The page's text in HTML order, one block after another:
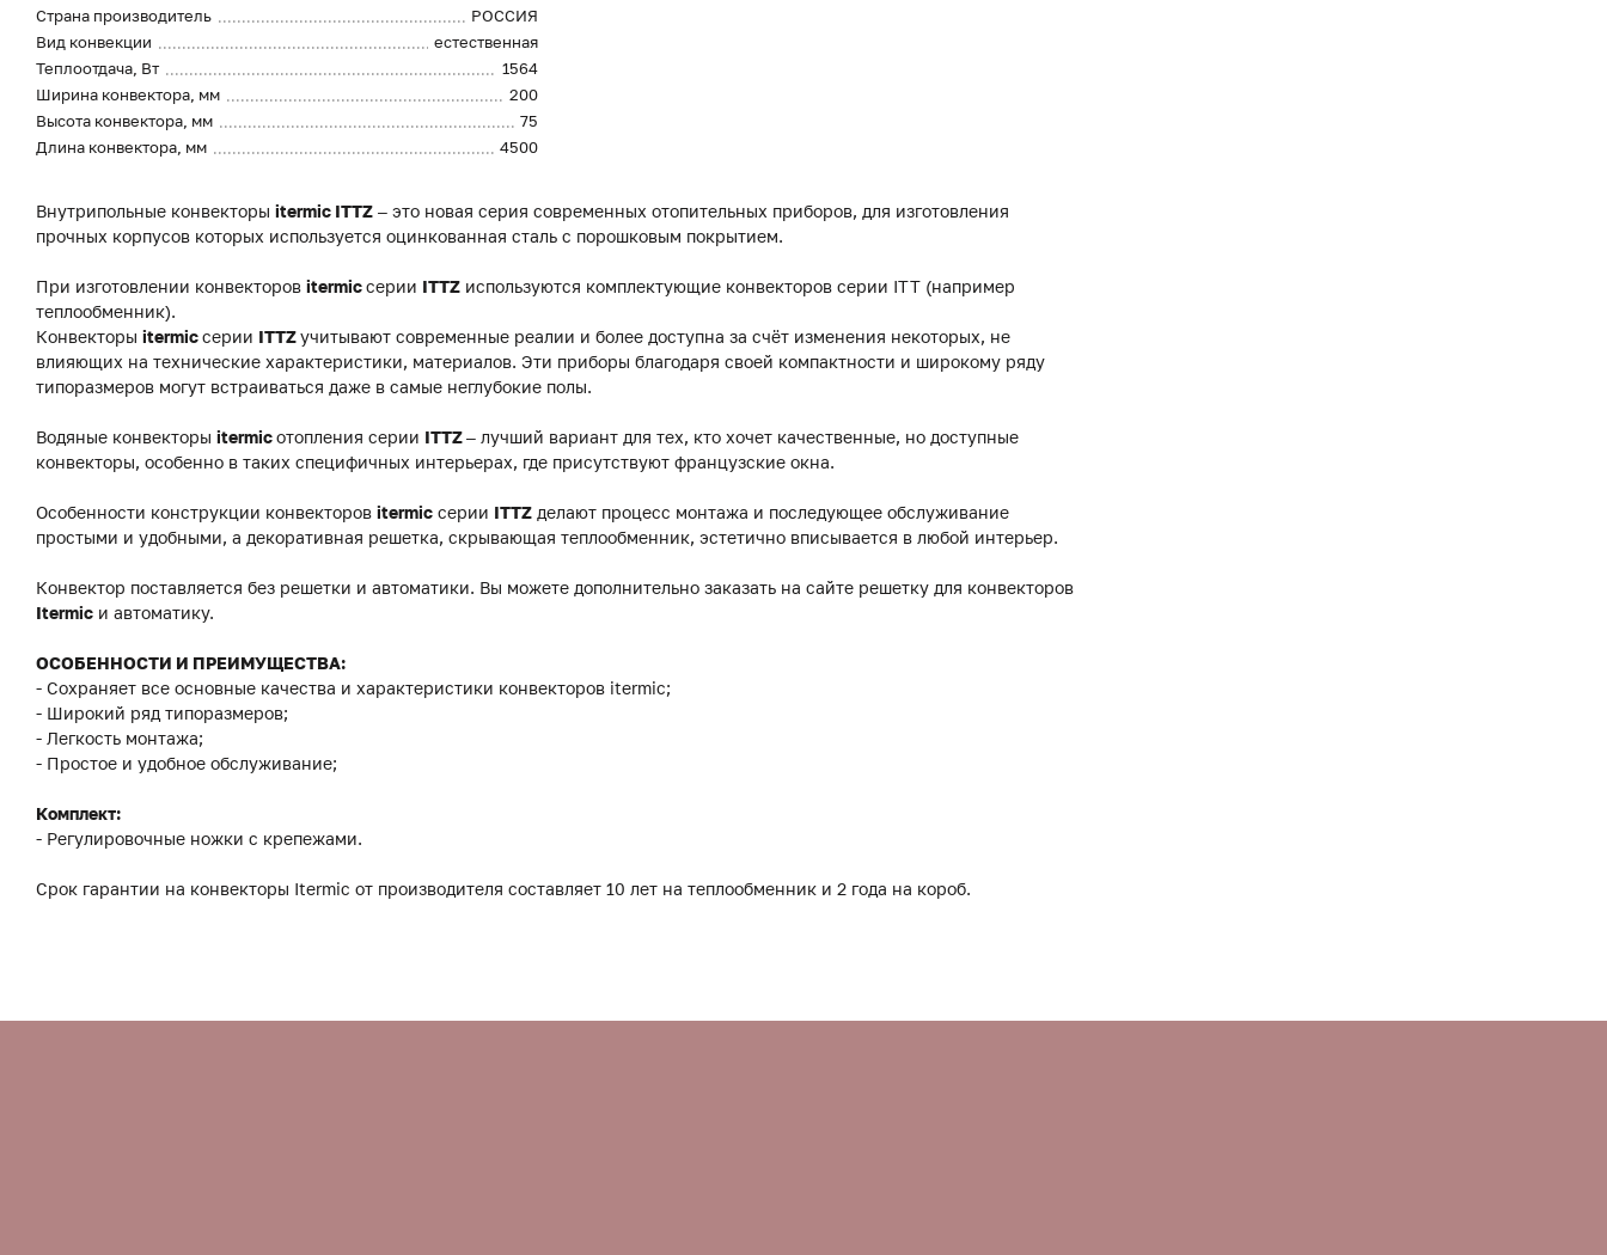
Страна производитель
РОССИЯ
Вид конвекции
естественная
Теплоотдача, Вт
1564
Ширина конвектора, мм
200
Высота конвектора, мм
75
Длина конвектора, мм
4500
Внутрипольные конвекторы itermic ITTZ – это новая серия современных отопительных приборов, для изготовления
прочных корпусов которых используется оцинкованная сталь с порошковым покрытием.
При изготовлении конвекторов itermicсерии ITTZ используются комплектующие конвекторов серии ITT (например
теплообменник).
Конвекторы itermicсерии ITTZучитывают современные реалии и более доступна за счёт изменения некоторых, не
влияющих на технические характеристики, материалов. Эти приборы благодаря своей компактности и широкому ряду
типоразмеров могут встраиваться даже в самые неглубокие полы.
Водяные конвекторы itermicотопления серии ITTZ– лучший вариант для тех, кто хочет качественные, но доступные
конвекторы, особенно в таких специфичных интерьерах, где присутствуют французские окна.
Особенности конструкции конвекторов itermic серии ITTZ делают процесс монтажа и последующее обслуживание
простыми и удобными, а декоративная решетка, скрывающая теплообменник, эстетично вписывается в любой интерьер.
Конвектор поставляется без решетки и автоматики. Вы можете дополнительно заказать на сайте решетку для конвекторов
Itermic и автоматику.
ОСОБЕННОСТИ И ПРЕИМУЩЕСТВА:
- Сохраняет все основные качества и характеристики конвекторов itermic;
- Широкий ряд типоразмеров;
- Легкость монтажа;
- Простое и удобное обслуживание;
Комплект:
- Регулировочные ножки с крепежами.
Срок гарантии на конвекторы Itermic от производителя составляет 10 лет на теплообменник и 2 года на короб.